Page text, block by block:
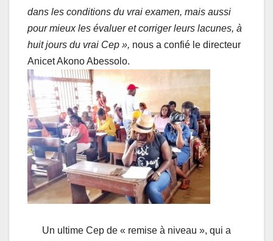
dans les conditions du vrai examen, mais aussi
pour mieux les évaluer et corriger leurs lacunes, à
huit jours du vrai Cep », nous a confié le directeur
Anicet Akono Abessolo.
Un ultime Cep de « remise à niveau », qui a